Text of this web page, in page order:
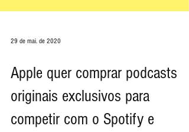
29 de mai. de 2020
Apple quer comprar podcasts
originais exclusivos para